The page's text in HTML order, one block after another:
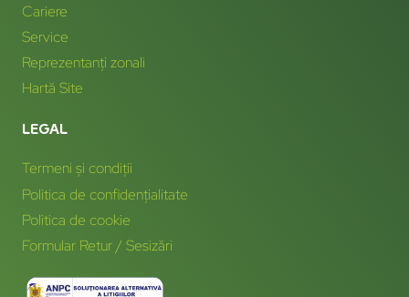
Cariere
Service
Reprezentanți zonali
Hartă Site
LEGAL
Termeni și condiții
Politica de confidențialitate
Politica de cookie
Formular Retur / Sesizări